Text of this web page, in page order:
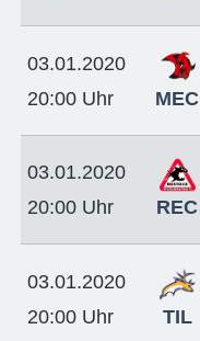
03.01.2020
20:00 Uhr
MEC
03.01.2020
20:00 Uhr
REC
03.01.2020
20:00 Uhr
TIL